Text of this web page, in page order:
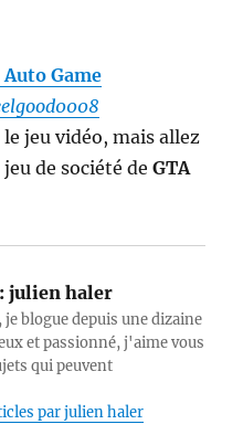
Game
le jeu vidéo, mais allez
de société deGTA
julien haler
blogue depuis une dizaine
et passionné, j'aime vous
qui peuvent
par julien haler